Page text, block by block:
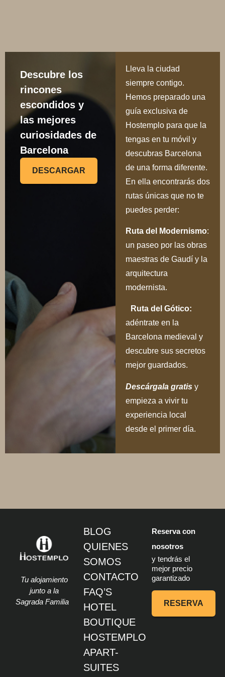
Descubre los
rincones
escondidos y
las mejores
curiosidades de
Barcelona
DESCARGAR
Lleva la ciudad
siempre contigo.
Hemos preparado una
guía exclusiva de
Hostemplo para que la
tengas en tu móvil y
descubras Barcelona
de una forma diferente.
En ella encontrarás dos
rutas únicas que no te
puedes perder:
Ruta del Modernismo:
un paseo por las obras
maestras de Gaudí y la
arquitectura
modernista.
Ruta del Gótico:
adéntrate en la
Barcelona medieval y
descubre sus secretos
mejor guardados.
Descárgala gratis y
empieza a vivir tu
experiencia local
desde el primer día.
Tu alojamiento
junto a la
Sagrada Familia
BLOG
QUIENES
SOMOS
CONTACTO
FAQ’S
HOTEL
BOUTIQUE
HOSTEMPLO
APART-
SUITES
Reserva con
nosotros
y tendrás el
mejor precio
garantizado
RESERVA